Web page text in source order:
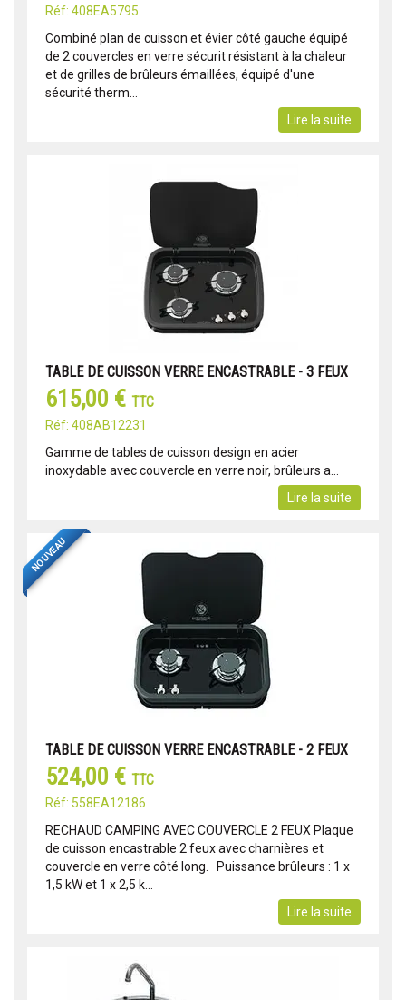
Réf: 408EA5795
Combiné plan de cuisson et évier côté gauche équipé
de 2 couvercles en verre sécurit résistant à la chaleur
et de grilles de brûleurs émaillées, équipé d'une
sécurité therm...
Lire la suite
TABLE DE CUISSON VERRE ENCASTRABLE - 3 FEUX
615,00 € TTC
Réf: 408AB12231
Gamme de tables de cuisson design en acier
inoxydable avec couvercle en verre noir, brûleurs a...
Lire la suite
NOUVEAU
TABLE DE CUISSON VERRE ENCASTRABLE - 2 FEUX
524,00 € TTC
Réf: 558EA12186
RECHAUD CAMPING AVEC COUVERCLE 2 FEUX Plaque
de cuisson encastrable 2 feux avec charnières et
couvercle en verre côté long. Puissance brûleurs : 1 x
1,5 kW et 1 x 2,5 k...
Lire la suite